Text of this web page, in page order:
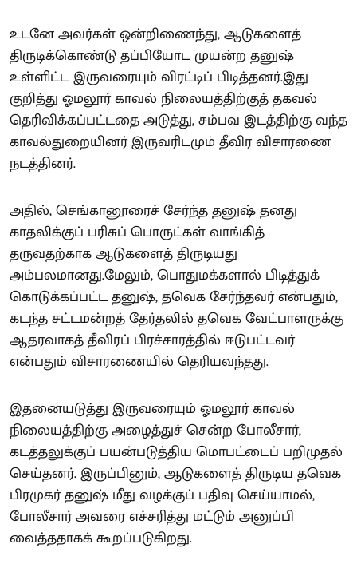
உடனே அவர்கள் ஒன்றிணைந்து, ஆடுகளைத்
திருடிக்கொண்டு தப்பியோட முயன்ற தனுஷ்
உள்ளிட்ட இருவரையும் விரட்டிப் பிடித்தனர்.இது
குறித்து ஓமலூர் காவல் நிலையத்திற்குத் தகவல்
தெரிவிக்கப்பட்டதை அடுத்து, சம்பவ இடத்திற்கு வந்த
காவல்துறையினர் இருவரிடமும் தீவிர விசாரணை
நடத்தினர்.
அதில், செங்கானூரைச் சேர்ந்த தனுஷ் தனது
காதலிக்குப் பரிசுப் பொருட்கள் வாங்கித்
தருவதற்காக ஆடுகளைத் திருடியது
அம்பலமானது.மேலும், பொதுமக்களால் பிடித்துக்
கொடுக்கப்பட்ட தனுஷ், தவெக சேர்ந்தவர் என்பதும்,
கடந்த சட்டமன்றத் தேர்தலில் தவெக வேட்பாளருக்கு
ஆதரவாகத் தீவிரப் பிரச்சாரத்தில் ஈடுபட்டவர்
என்பதும் விசாரணையில் தெரியவந்தது.
இதனையடுத்து இருவரையும் ஓமலூர் காவல்
நிலையத்திற்கு அழைத்துச் சென்ற போலீசார்,
கடத்தலுக்குப் பயன்படுத்திய மொபட்டைப் பறிமுதல்
செய்தனர். இருப்பினும், ஆடுகளைத் திருடிய தவெக
பிரமுகர் தனுஷ் மீது வழக்குப் பதிவு செய்யாமல்,
போலீசார் அவரை எச்சரித்து மட்டும் அனுப்பி
வைத்ததாகக் கூறப்படுகிறது.